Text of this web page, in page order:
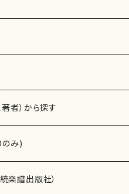
著者）から探す
み)
演奏家
楽譜出版社）